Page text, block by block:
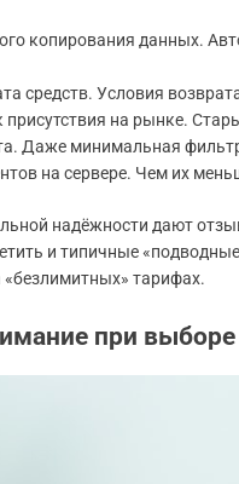
копирования данных.
средств. Условия
присутствия на рынке.
Даже минимальная
на сервере. Чем их
надёжности дают
и типичные
тарифах.
при выборе